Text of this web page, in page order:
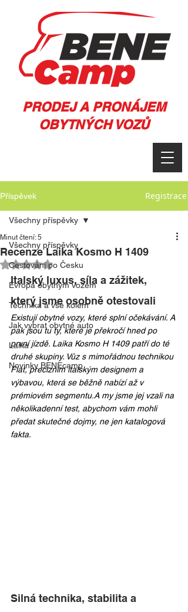
PRODEJ A PRONÁJEM
OBYTNÝCH VOZŮ
Příspěvek Registrace
Všechny příspěvky
Cestování po Česku
Evropa obytným vozem
Technika a vše kolem
Jak vybrat obytné auto
Laika
Novinky BENEcamp
Všechny příspěvky
Recenze Laika Kosmo H 1409
Minut čtení: 5
Hodnoceno NaN z 5 hvězdiček.
Italský luxus, síla a zážitek,
který jsme osobně otestovali
Existují obytné vozy, které splní očekávání. A
pak jsou tu ty, které je překročí hned po
první jízdě. Laika Kosmo H 1409 patří do té
druhé skupiny. Vůz s mimořádnou technikou
Fiat, precizním italským designem a
výbavou, která se běžně nabízí až v
prémiovém segmentu.A my jsme jej vzali na
několikadenní test, abychom vám mohli
předat skutečné dojmy, ne jen katalogová
fakta.
Silná technika, stabilita a